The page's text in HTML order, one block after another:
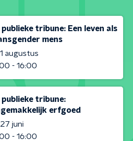
publieke tribune: Een leven als
mens
augustus
- 16:00
publieke tribune:
erfgoed
juni
- 16:00